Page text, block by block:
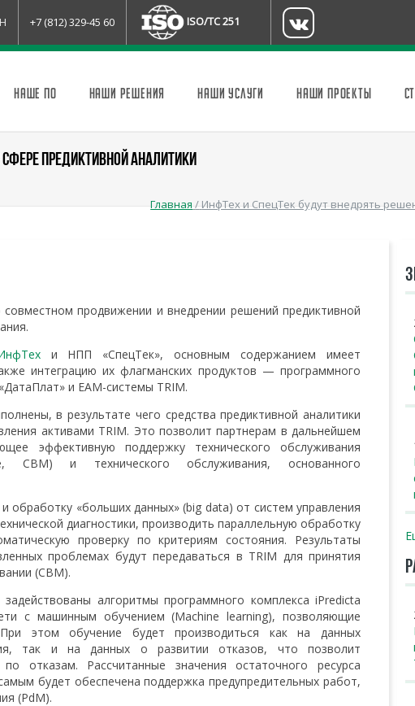
+7 (812) 329-45 60 ISO/TC 251
НАШЕ ПО НАШИ РЕШЕНИЯ НАШИ УСЛУГИ НАШИ ПРОЕКТЫ
ПРЕДИКТИВНОЙ АНАЛИТИКИ
Главная/ИнфТех и СпецТек будут внедрять
продвижении и внедрении решений предиктивной
и НПП «СпецТек», основным содержанием имеет
интеграцию их флагманских продуктов — программного
и EAM-системы TRIM.
в результате чего средства предиктивной аналитики
активами TRIM. Это позволит партнерам в дальнейшем
эффективную поддержку технического обслуживания
CBM) и технического обслуживания, основанного
«больших данных» (big data) от систем управления
диагностики, производить параллельную обработку
проверку по критериям состояния. Результаты
проблемах будут передаваться в TRIM для принятия
(CBM).
алгоритмы программного комплекса iPredicta
с машинным обучением (Machine learning), позволяющие
этом обучение будет производиться как на данных
так и на данных о развитии отказов, что позволит
отказам. Рассчитанные значения остаточного ресурса
будет обеспечена поддержка предупредительных работ,
(PdM).